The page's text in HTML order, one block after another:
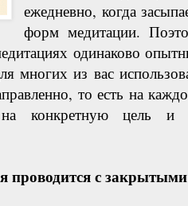
ежедневно, когда
форм медитации.
одинаково
многих из вас
то есть на
конкретную цель и
проводится с